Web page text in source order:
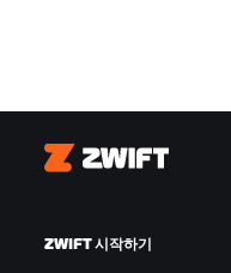
Zwift
ZWIFT 시작하기